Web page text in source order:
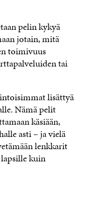
pelin kykyä
jotain, mitä
toimivuus
tai
lisättyä
Nämä pelit
käsiään,
asti – ja vielä
lenkkarit
kuin